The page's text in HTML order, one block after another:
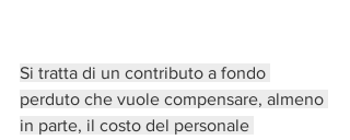
Si tratta di un contributo a fondo
perduto che vuole compensare, almeno
in parte, il costo del personale